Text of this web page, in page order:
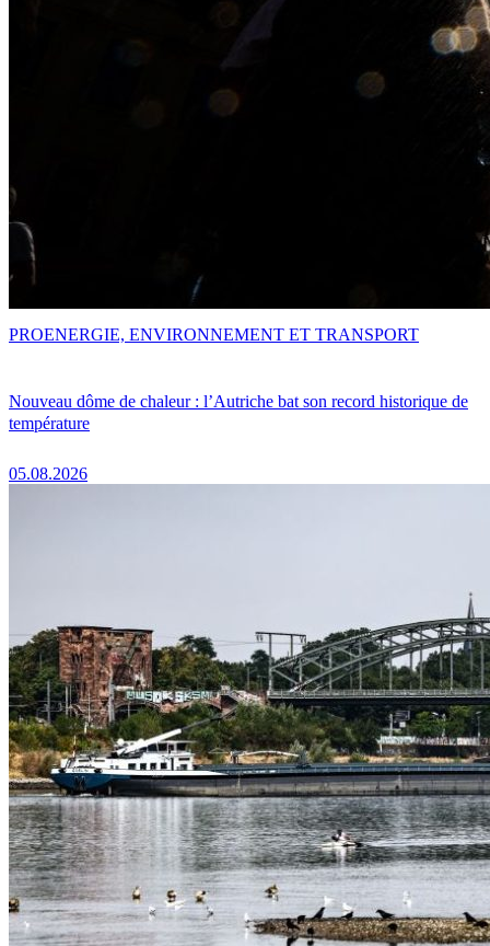
Nouveau dôme de chaleur : l’Autriche bat son record historique de
température
05.08.2026
PROENERGIE, ENVIRONNEMENT ET TRANSPORT